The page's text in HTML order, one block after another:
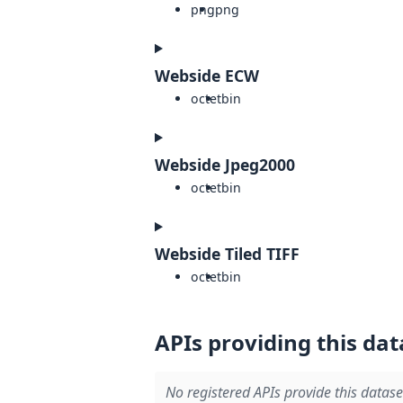
pngpng
Webside ECW
octetbin
Webside Jpeg2000
octetbin
Webside Tiled TIFF
octetbin
APIs providing this
No registered APIs provide this